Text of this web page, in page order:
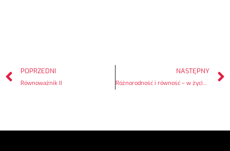
POPRZEDNI
Równoważnik II
NASTĘPNY
Różnorodność i równość – w życiu i w pracy